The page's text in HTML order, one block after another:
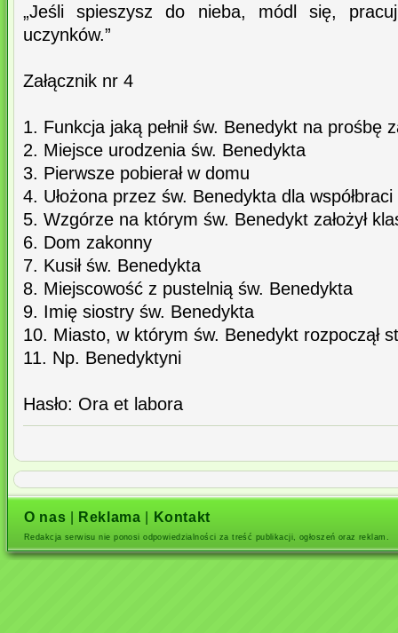
„Jeśli spieszysz do nieba, módl się,
uczynków.”
Załącznik nr 4
1. Funkcja jaką pełnił św. Benedykt na prośbę
2. Miejsce urodzenia św. Benedykta
3. Pierwsze pobierał w domu
4. Ułożona przez św. Benedykta dla współbraci
5. Wzgórze na którym św. Benedykt założył
6. Dom zakonny
7. Kusił św. Benedykta
8. Miejscowość z pustelnią św. Benedykta
9. Imię siostry św. Benedykta
10. Miasto, w którym św. Benedykt rozpoczął
11. Np. Benedyktyni
Hasło: Ora et labora
O nas Reklama Kontakt
Redakcja serwisu nie ponosi odpowiedzialności za treść publikacji, ogłoszeń oraz reklam.